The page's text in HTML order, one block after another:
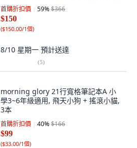
首購折扣價 59%$366
$150
($150.00/1個)
8/10 星期一 預計送達
(5)
morning glory 21行寬格筆記本A 小
學3~6年級適用, 飛天小狗 + 搖滾小貓,
3本
首購折扣價 40%$166
$99
($33.00/1個)